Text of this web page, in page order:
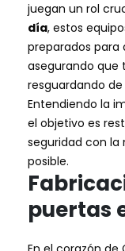
juegan un rol
día, estos
preparados para
asegurando que
resguardando
Entendiendo la
el objetivo es
seguridad con
posible.
puertas